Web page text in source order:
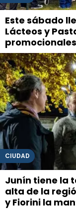
Este sábado
Lácteos y
promocionales
CIUDAD
Junín tiene la
alta de la
y Fiorini la